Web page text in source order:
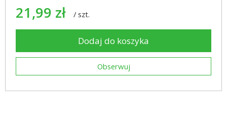
21,99 zł / szt.
Dodaj do koszyka
Obserwuj